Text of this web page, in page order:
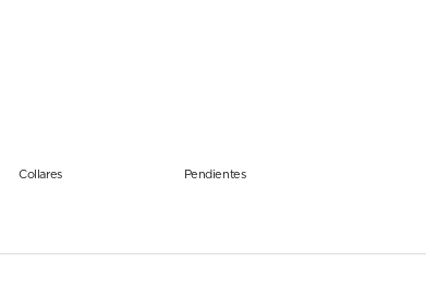
Collares Pendientes